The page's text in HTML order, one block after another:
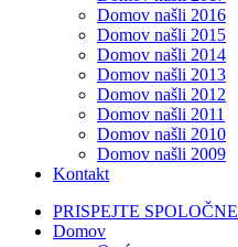
Domov našli 2016
Domov našli 2015
Domov našli 2014
Domov našli 2013
Domov našli 2012
Domov našli 2011
Domov našli 2010
Domov našli 2009
Kontakt
PRISPEJTE SPOLOČNE
Domov